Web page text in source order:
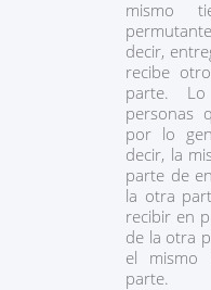
mismo
decir,
recibe
parte.
personas
por lo
decir, la
parte de
la otra
recibir en
de la otra
el mismo
parte.